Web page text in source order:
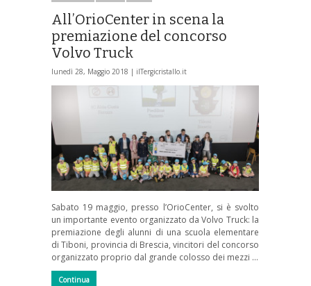
All’OrioCenter in scena la
premiazione del concorso
Volvo Truck
lunedì 28, Maggio 2018 | ilTergicristallo.it
Sabato 19 maggio, presso l’OrioCenter, si è svolto
un importante evento organizzato da Volvo Truck: la
premiazione degli alunni di una scuola elementare
di Tiboni, provincia di Brescia, vincitori del concorso
organizzato proprio dal grande colosso dei mezzi …
Continua